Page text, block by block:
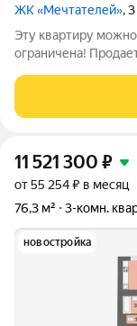
ЖК «Мечтателей»,
Эту квартиру
ограничена!
82.2 кв.м.Дом из
ипотечные
11 521 300 ₽
от 55 254 ₽ в месяц
76,3 м²
3-комн.
новостройка